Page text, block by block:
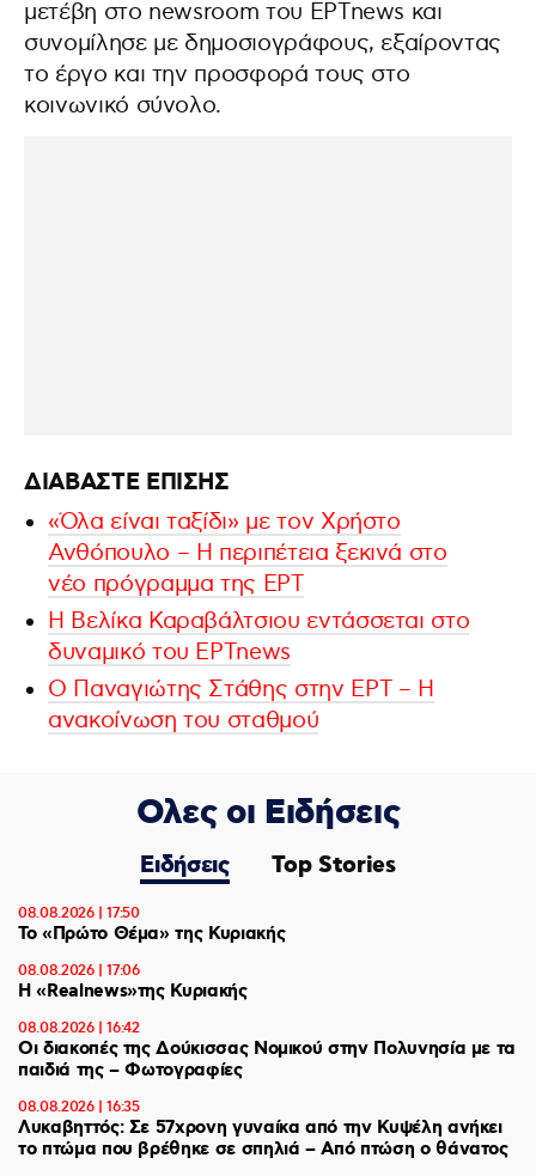
μετέβη στο newsroom του ΕΡΤnews και
συνομίλησε με δημοσιογράφους, εξαίροντας
το έργο και την προσφορά τους στο
κοινωνικό σύνολο.
ΔΙΑΒΑΣΤΕ ΕΠΙΣΗΣ
«Όλα είναι ταξίδι» με τον Χρήστο
Ανθόπουλο – Η περιπέτεια ξεκινά στο
νέο πρόγραμμα της ΕΡΤ
Η Βελίκα Καραβάλτσιου εντάσσεται στο
δυναμικό του ΕΡΤnews
Ο Παναγιώτης Στάθης στην ΕΡΤ – Η
ανακοίνωση του σταθμού
Ολες οι Ειδήσεις
Ειδήσεις Top Stories
08.08.2026 | 17:50
Το «Πρώτο Θέμα» της Κυριακής
08.08.2026 | 17:06
Η «Realnews»της Κυριακής
08.08.2026 | 16:42
Οι διακοπές της Δούκισσας Νομικού στην Πολυνησία με τα
παιδιά της – Φωτογραφίες
08.08.2026 | 16:35
Λυκαβηττός: Σε 57χρονη γυναίκα από την Κυψέλη ανήκει
το πτώμα που βρέθηκε σε σπηλιά – Από πτώση ο θάνατος